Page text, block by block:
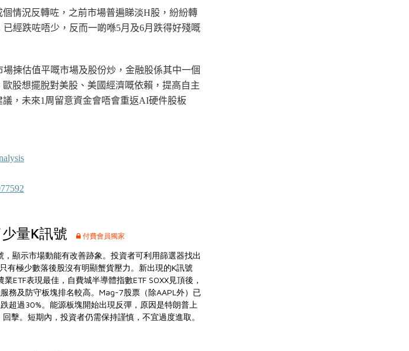
情況反轉咗，之前市場普遍睇淡H股，紛紛轉
已經跌咗唔少，反而一啲喺5月及6月跌得好殘嘅
揀估值平嘅市場及股份炒，金融股係其中一個
股想擺脫對美股、美國經濟嘅依賴，提高自主
，未來1周留意資金會唔會重返AI硬件股板
量K訊號 付費會員獨家
顯示市場動能有改善跡象。投資者可利用篩選器找出
有極少數落後股沒有明顯蟹貨壓力。新出現的K訊號
ETF表現最佳，自費城半導體指數ETF SOXX見頂後，
務及防守板塊排名較高。Mag-7股票（除AAPL外）已
超過30%。能源板塊開始出現反彈，原因是特朗普上
擊。短期內，投資者仍需保持謹慎，不宜過度進取。